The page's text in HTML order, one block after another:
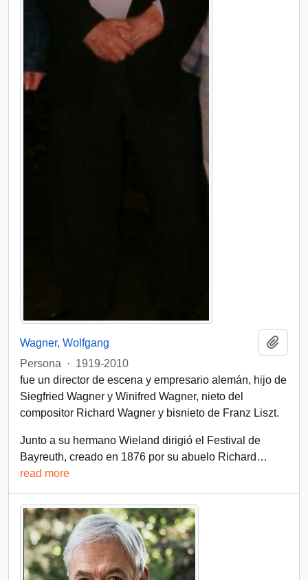
Wagner, Wolfgang
Persona
· 1919-2010
fue un director de escena y empresario alemán, hijo de
Siegfried Wagner y Winifred Wagner, nieto del
compositor Richard Wagner y bisnieto de Franz Liszt.
Junto a su hermano Wieland dirigió el Festival de
Bayreuth, creado en 1876 por su abuelo Richard …
read more